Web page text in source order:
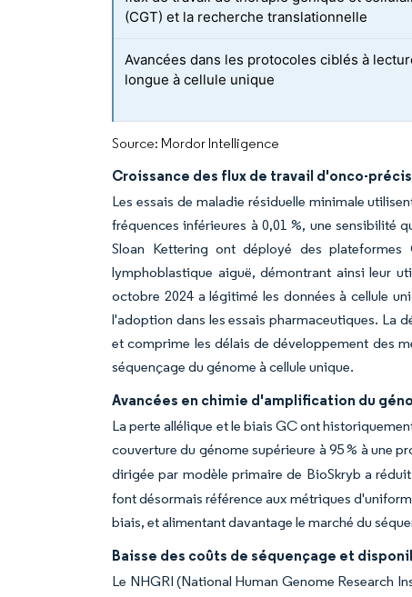
(CGT) et la recherche translationnelle
Avancées dans les protocoles ciblés à
longue à cellule unique
Source: Mordor Intelligence
Croissance des flux de travail d'onco-
Les essais de maladie résiduelle minimale
fréquences inférieures à 0,01 %, une sensibilité
Sloan Kettering ont déployé des
lymphoblastique aiguë, démontrant ainsi leur
octobre 2024 a légitimé les données à cellule
l'adoption dans les essais pharmaceutiques. La
et comprime les délais de développement des
séquençage du génome à cellule unique.
Avancées en chimie d'amplification du
La perte allélique et le biais GC ont
couverture du génome supérieure à 95 % à une
dirigée par modèle primaire de BioSkryb a
font désormais référence aux métriques
biais, et alimentant davantage le marché du
Baisse des coûts de séquençage et
Le NHGRI (National Human Genome Research